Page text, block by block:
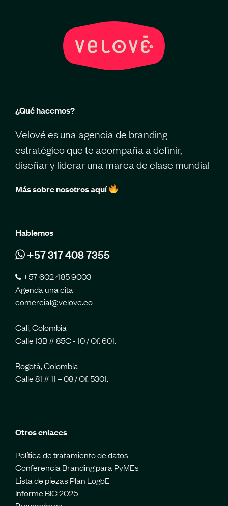
¿Qué hacemos?
Velové es una agencia de branding
estratégico que te acompaña a definir,
diseñar y liderar una marca de clase mundial
Más sobre nosotros aquí
Hablemos
+57 317 408 7355
+57 602 485 9003
Agenda una cita
comercial@velove.co
Cali, Colombia
Calle 13B # 85C - 10 / Of. 601.
Bogotá, Colombia
Calle 81 # 11 – 08 / Of. 5301.
Otros enlaces
Política de tratamiento de datos
Conferencia Branding para PyMEs
Lista de piezas Plan LogoE
Informe BIC 2025